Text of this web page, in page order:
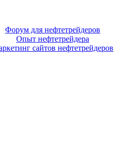
Форум для нефтетрейдеров
Опыт нефтетрейдера
сайтов нефтетрейдеров